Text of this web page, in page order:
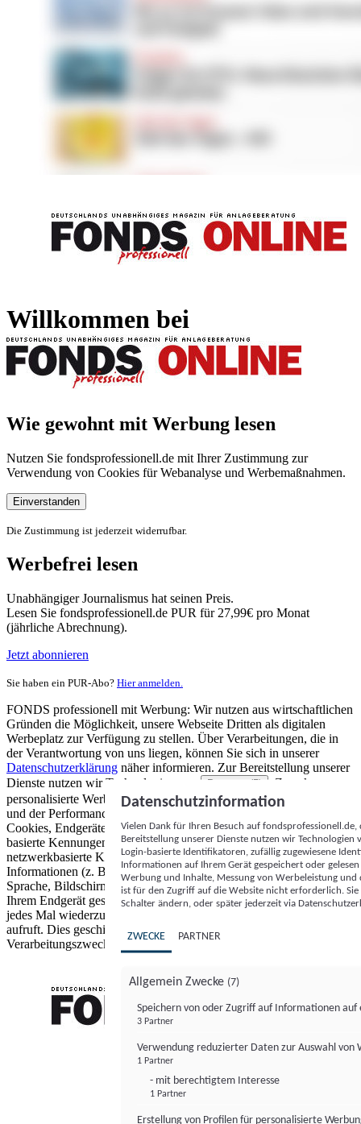
Willkommen bei
Wie gewohnt mit Werbung lesen
Nutzen Sie fondsprofessionell.de mit Ihrer Zustimmung zur
Verwendung von Cookies für Webanalyse und Werbemaßnahmen.
Einverstanden
Die Zustimmung ist jederzeit widerrufbar.
Werbefrei lesen
Unabhängiger Journalismus hat seinen Preis.
Lesen Sie fondsprofessionell.de PUR für 27,99€ pro Monat
(jährliche Abrechnung).
Jetzt abonnieren
Sie haben ein PUR-Abo? Hier anmelden.
FONDS professionell mit Werbung: Wir nutzen aus wirtschaftlichen
Gründen die Möglichkeit, unsere Webseite Dritten als digitalen
Werbeplatz zur Verfügung zu stellen. Über Verarbeitungen, die in
der Verantwortung von uns liegen, können Sie sich in unserer
Datenschutzerklärung näher informieren. Zur Bereitstellung unserer
Dienste nutzen wir Technologien von
Partnern (5)
. Zwecke:
personalisierte Werbung und Inhalte, Messung von Werbeleistung
und der Performance von Inhalten sowie Zielgruppenforschung.
Cookies, Endgeräte- oder ähnliche Online-Kennungen (z. B. login-
basierte Kennungen, zufällig generierte Kennungen,
netzwerkbasierte Kennungen) können zusammen mit anderen
Informationen (z. B. Browsertyp und Browserinformationen,
Sprache, Bildschirmgröße, unterstützte Technologien usw.) auf
Ihrem Endgerät gespeichert oder von dort ausgelesen werden, um es
jedes Mal wiederzuerkennen, wenn es eine App oder einer Webseite
aufruft. Dies geschieht für einen oder mehrere der hier aufgeführten
Verarbeitungszwecke.
Datenschutzinformation
Vielen Dank für Ihren Besuch auf
Bereitstellung unserer Dienste nutzen wir Technologien
Login-basierte Identifikatoren, zufällig zugewiesene
Informationen auf Ihrem Gerät gespeichert oder
Werbung und Inhalte, Messung von Werbeleistung
ist für den Zugriff auf die Website nicht erforderlich.
Schalter ändern, oder später jederzeit via
ZWECKE PARTNER
Allgemein Zwecke (7)
Speichern von oder Zugriff auf Informationen auf
3 Partner
Verwendung reduzierter Daten zur Auswahl von
1 Partner
- mit berechtigtem Interesse
1 Partner
Erstellung von Profilen für personalisierte
FONDS professionell